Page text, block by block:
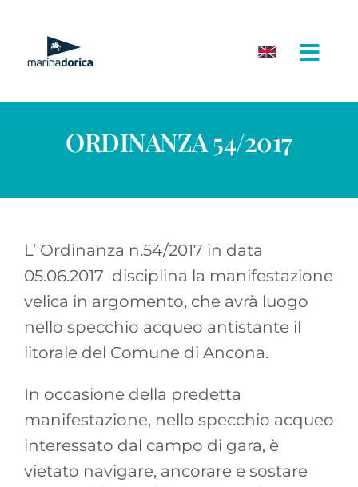
contenuto
ORDINANZA 54/2017
L’ Ordinanza n.54/2017 in data
05.06.2017 disciplina la manifestazione
velica in argomento, che avrà luogo
nello specchio acqueo antistante il
litorale del Comune di Ancona.
In occasione della predetta
manifestazione, nello specchio acqueo
interessato dal campo di gara, è
vietato navigare, ancorare e sostare